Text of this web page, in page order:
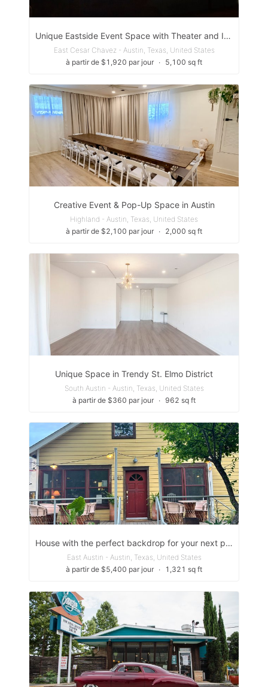
Unique Eastside Event Space with Theater and Indoor/Outdoor Settings with Secure Parking
East Cesar Chavez - Austin, Texas, United States
à partir de $1,920 par jour ∙ 5,100 sq ft
Creative Event & Pop-Up Space in Austin
Highland - Austin, Texas, United States
à partir de $2,100 par jour ∙ 2,000 sq ft
Unique Space in Trendy St. Elmo District
South Austin - Austin, Texas, United States
à partir de $360 par jour ∙ 962 sq ft
House with the perfect backdrop for your next photo/film shoot, fashion in East Austin
East Austin - Austin, Texas, United States
à partir de $5,400 par jour ∙ 1,321 sq ft